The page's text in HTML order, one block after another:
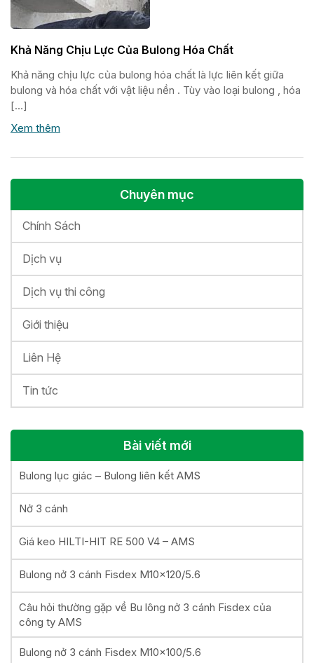
Khả Năng Chịu Lực Của Bulong Hóa Chất
Khả năng chịu lực của bulong hóa chất là lực liên kết giữa
bulong và hóa chất với vật liệu nền . Tùy vào loại bulong , hóa
[…]
Xem thêm
Chuyên mục
Chính Sách
Dịch vụ
Dịch vụ thi công
Giới thiệu
Liên Hệ
Tin tức
Bài viết mới
Bulong lục giác – Bulong liên kết AMS
Nở 3 cánh
Giá keo HILTI-HIT RE 500 V4 – AMS
Bulong nở 3 cánh Fisdex M10x120/5.6
Câu hỏi thường gặp về Bu lông nở 3 cánh Fisdex của
công ty AMS
Bulong nở 3 cánh Fisdex M10x100/5.6